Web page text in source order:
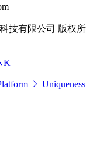
技有限公司 版权所
Uniqueness